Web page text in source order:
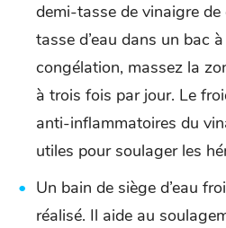
demi-tasse de vinaigre
tasse d’eau dans un bac
congélation, massez la
à trois fois par jour. Le
anti-inflammatoires du
utiles pour soulager les
Un bain de siège d’eau
réalisé. Il aide au